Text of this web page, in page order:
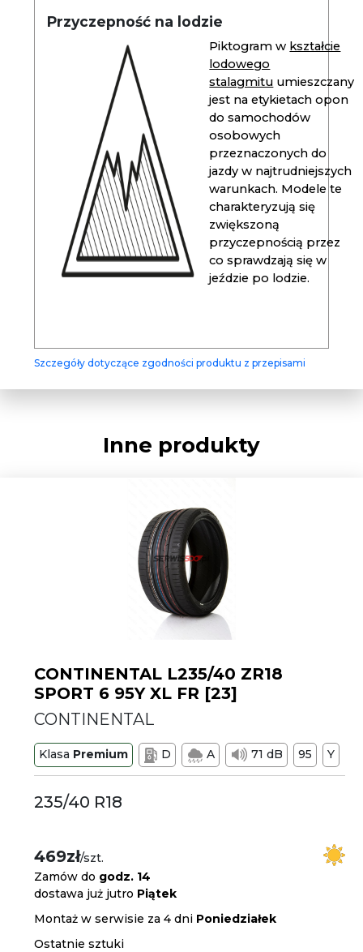
Przyczepność na lodzie
Piktogram w kształcie
lodowego
stalagmitu umieszczany
jest na etykietach opon
do samochodów
osobowych
przeznaczonych do
jazdy w najtrudniejszych
warunkach. Modele te
charakteryzują się
zwiększoną
przyczepnością przez
co sprawdzają się w
jeździe po lodzie.
Szczegóły dotyczące zgodności produktu z przepisami
Inne produkty
CONTINENTAL L235/40 ZR18
SPORT 6 95Y XL FR [23]
CONTINENTAL
Klasa Premium D A 71 dB 95 Y
235/40 R18
469zł/szt.
Zamów do godz. 14
dostawa już jutro Piątek
Montaż w serwisie za 4 dni Poniedziałek
Ostatnie sztuki